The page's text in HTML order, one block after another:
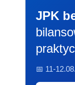
JPK
📅 11-